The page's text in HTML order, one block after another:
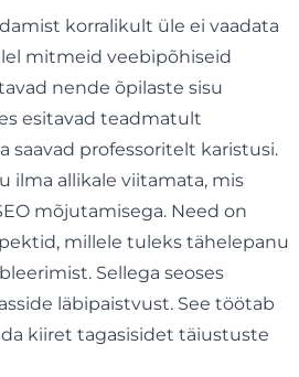
korralikult üle ei vaadata
mitmeid veebipõhiseid
nende õpilaste sisu
esitavad teadmatult
saavad professoritelt karistusi.
ilma allikale viitamata, mis
mõjutamisega. Need on
millele tuleks tähelepanu
Sellega seoses
läbipaistvust. See töötab
kiiret tagasisidet täiustuste